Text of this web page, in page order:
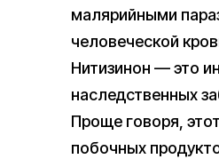
малярийными
человеческой
Нитизинон — это
наследственных
Проще говоря,
побочных